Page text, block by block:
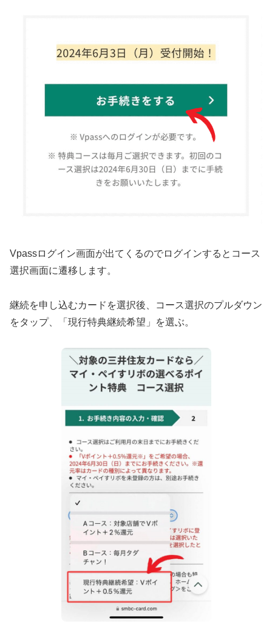
Vpassログイン画面が出てくるのでログインするとコース
選択画面に遷移します。
継続を申し込むカードを選択後、コース選択のプルダウン
をタップ、「現行特典継続希望」を選ぶ。